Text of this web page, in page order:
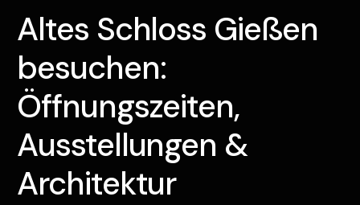
Altes Schloss Gießen
besuchen:
Öffnungszeiten,
Ausstellungen &
Architektur